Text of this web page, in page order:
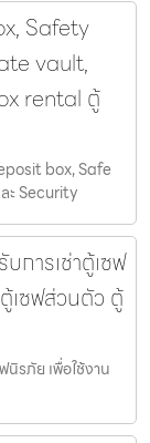
Safety
vault,
rental ตู้
box, Safe
ะ Security
การเช่าตู้เซฟ
เซฟส่วนตัว ตู้
นิรภัย เพื่อใช้งาน